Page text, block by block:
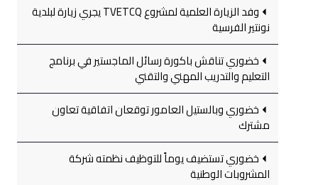
وفد الزيارة العلمية لمشروع TVETCQ يجري زيارة لبلدية
نونتير الفرسية
خضوري تناقش باكورة رسائل الماجستير في برنامج
التعليم والتدريب المهني والتقني
خضوري وبالستيل العامور توقعان اتفاقية تعاون
مشترك
خضوري تستضيف يوماً للتوظيف نظمته شركة
المشروبات الوطنية